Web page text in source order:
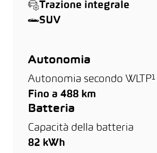
Trazione integrale
SUV
Autonomia
Autonomia secondo WLTP¹
Fino a 488 km
Batteria
Capacità della batteria
82 kWh